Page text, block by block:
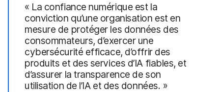
« La confiance numérique est la
conviction qu’une organisation est en
mesure de protéger les données des
consommateurs, d’exercer une
cybersécurité efficace, d’offrir des
produits et des services d’IA fiables, et
d’assurer la transparence de son
utilisation de l’IA et des données. »